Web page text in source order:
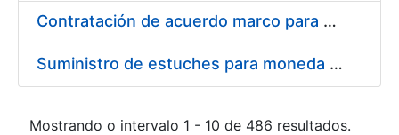
Contratación de acuerdo marco para el Suministro de Material de Electricidad para la Fábrica Nacional de Moneda y Timbre-Real Casa de la Moneda en su centro de trabajo de Burgos
Suministro de estuches para moneda de 30 €
Mostrando o intervalo 1 - 10 de 486 resultados.